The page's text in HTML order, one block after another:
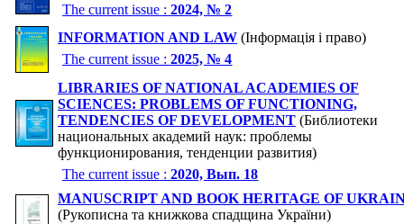
The current issue :2024, № 2
INFORMATION AND LAW (Інформація і право)
The current issue :2025, № 4
LIBRARIES OF NATIONAL ACADEMIES OF
SCIENCES: PROBLEMS OF FUNCTIONING,
TENDENCIES OF DEVELOPMENT (Библиотеки
национальных академий наук: проблемы
функционирования, тенденции развития)
The current issue :2020, Вып. 18
MANUSCRIPT AND BOOK HERITAGE OF
(Рукописна та книжкова спадщина України)